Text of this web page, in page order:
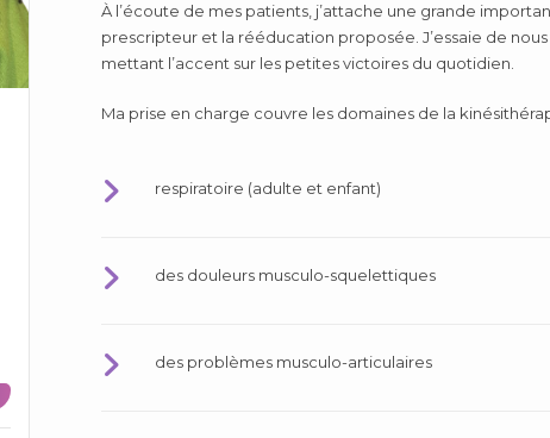
À l’écoute de mes patients, j’attache une grande
prescripteur et la rééducation proposée. J’essaie de
mettant l’accent sur les petites victoires du quotidien.
Ma prise en charge couvre les domaines de la
respiratoire (adulte et enfant)
des douleurs musculo-squelettiques
des problèmes musculo-articulaires